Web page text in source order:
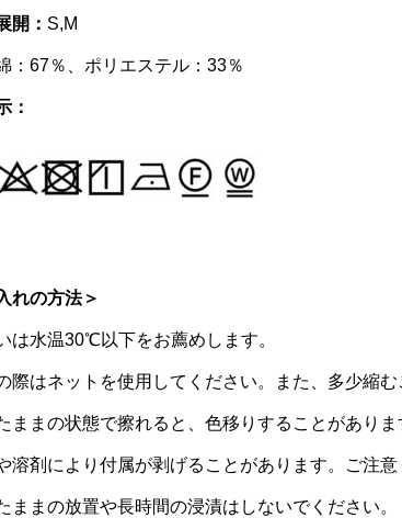
開： S,M
：67％、ポリエステル：33％
：
れの方法＞
は水温30℃以下をお薦めします。
際はネットを使用してください。また、多少縮む
ままの状態で擦れると、色移りすることがあり
溶剤により付属が剥げることがあります。ご注意
ままの放置や長時間の浸漬はしないでください。